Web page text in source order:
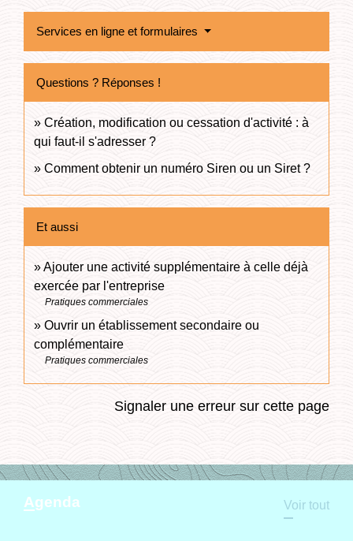
Services en ligne et formulaires
Questions ? Réponses !
Création, modification ou cessation d'activité : à
qui faut-il s'adresser ?
Comment obtenir un numéro Siren ou un Siret ?
Et aussi
Ajouter une activité supplémentaire à celle déjà
exercée par l'entreprise
Pratiques commerciales
Ouvrir un établissement secondaire ou
complémentaire
Pratiques commerciales
Signaler une erreur sur cette page
Agenda Voir tout